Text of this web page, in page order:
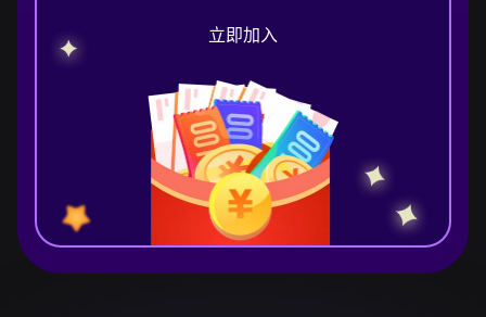
立即加入